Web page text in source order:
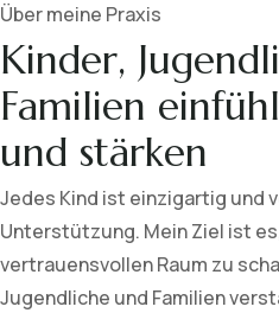
Über meine Praxis
Kinder,
Familien
und stärken
Jedes Kind ist einzigartig und
Unterstützung. Mein Ziel ist
vertrauensvollen Raum zu
Jugendliche und Familien